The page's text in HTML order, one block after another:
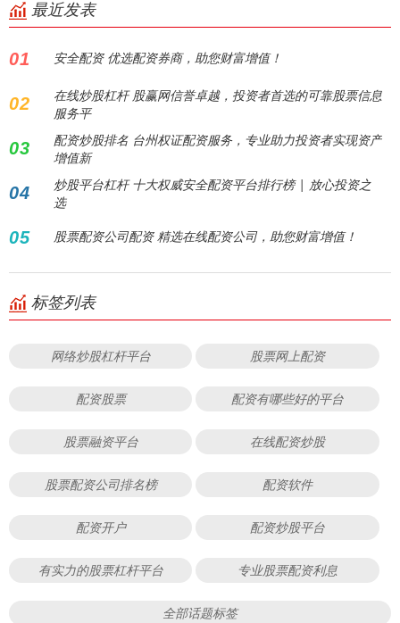
最近发表
01 安全配资 优选配资券商，助您财富增值！
02
在线炒股杠杆 股赢网信誉卓越，投资者首选的可靠股票信息
服务平
03
配资炒股排名 台州权证配资服务，专业助力投资者实现资产
增值新
04
炒股平台杠杆 十大权威安全配资平台排行榜 | 放心投资之
选
05 股票配资公司配资 精选在线配资公司，助您财富增值！
标签列表
网络炒股杠杆平台 股票网上配资
配资股票 配资有哪些好的平台
股票融资平台 在线配资炒股
股票配资公司排名榜 配资软件
配资开户 配资炒股平台
有实力的股票杠杆平台 专业股票配资利息
全部话题标签